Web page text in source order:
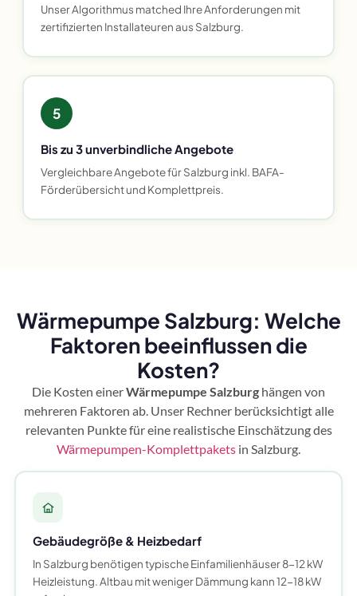
Unser Algorithmus matched Ihre Anforderungen mit
zertifizierten Installateuren aus Salzburg.
5
Bis zu 3 unverbindliche Angebote
Vergleichbare Angebote für Salzburg inkl. BAFA-
Förderübersicht und Komplettpreis.
Wärmepumpe Salzburg: Welche
Faktoren beeinflussen die
Kosten?
Die Kosten einerWärmepumpe Salzburg hängen von
mehreren Faktoren ab. Unser Rechner berücksichtigt alle
relevanten Punkte für eine realistische Einschätzung des
Wärmepumpen-Komplettpakets in Salzburg.
Gebäudegröße & Heizbedarf
In Salzburg benötigen typische Einfamilienhäuser 8-12 kW
Heizleistung. Altbau mit weniger Dämmung kann 12-18 kW